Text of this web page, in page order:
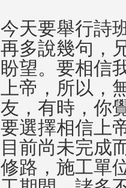
今天要舉行詩
再多說幾句，
盼望。要相信
上帝，所以，
友，有時，你
要選擇相信上
目前尚未完成
修路，施工單